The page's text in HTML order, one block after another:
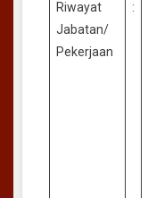
Riwayat
Jabatan/
Pekerjaan
: